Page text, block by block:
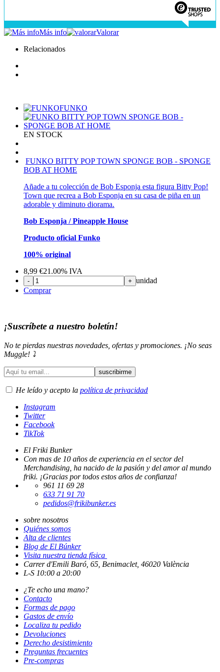
Más info
Valorar
Relacionados
FUNKO
EN STOCK
FUNKO BITTY POP TOWN SPONGE BOB - SPONGE
BOB AT HOME
Añade a tu colección de Bob Esponja esta figura Bitty Pop!
Town que recrea a Bob Esponja en su casa de piña en un
adorable y diminuto diorama.
Bob Esponja / Pineapple House
Producto oficial Funko
100% original
8,99 €21.00% IVA
- + unidad
Comprar
¡Suscríbete a nuestro boletín!
No te pierdas nuestras novedades, ofertas y promociones. ¡No seas
Muggle! ⤵️
He leído y acepto la política de privacidad
Instagram
Twitter
Facebook
TikTok
El Friki Bunker
Con mas de 10 años de experiencia en el sector del
Merchandising, ha nacido de la pasión y del amor al mundo
friki. ¡Gracias por todos estos años de confianza!
961 11 69 28
633 71 91 70
pedidos@frikibunker.es
sobre nosotros
Quiénes somos
Alta de clientes
Blog de El Búnker
Visita nuestra tienda física
Carrer d'Emili Baró, 65, Benimaclet, 46020 València
L-S 10:00 a 20:00
¿Te echo una mano?
Contacto
Formas de pago
Gastos de envío
Localiza tu pedido
Devoluciones
Derecho desistimiento
Preguntas frecuentes
Pre-compras